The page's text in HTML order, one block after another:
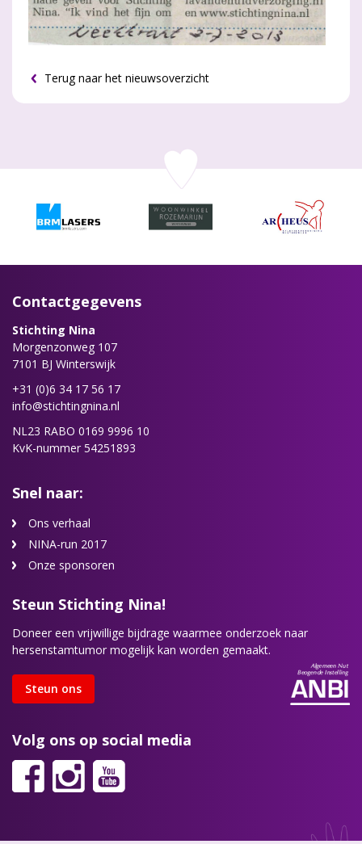
Terug naar het nieuwsoverzicht
Contactgegevens
Stichting Nina
Morgenzonweg 107
7101 BJ Winterswijk
+31 (0)6 34 17 56 17
info@stichtingnina.nl
NL23 RABO 0169 9996 10
KvK-nummer 54251893
Snel naar:
Ons verhaal
NINA-run 2017
Onze sponsoren
Steun Stichting Nina!
Doneer een vrijwillige bijdrage waarmee onderzoek naar
hersenstamtumor mogelijk kan worden gemaakt.
Steun ons
Volg ons op social media